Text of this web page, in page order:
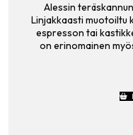
Alessin
Linjakkaasti muotoiltu
espresson tai
on erinomainen